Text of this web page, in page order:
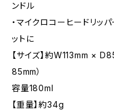
ンドル
・マイクロコーヒードリッ
ットに
【サイズ】約W113mm ×
85mm）
容量180ml
【重量】約34g